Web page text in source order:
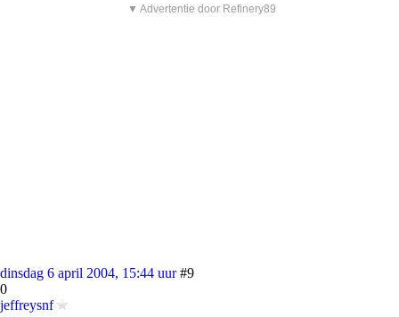
▼ Advertentie door Refinery89
dinsdag 6 april 2004, 15:44 uur #9
0
jeffreysnf